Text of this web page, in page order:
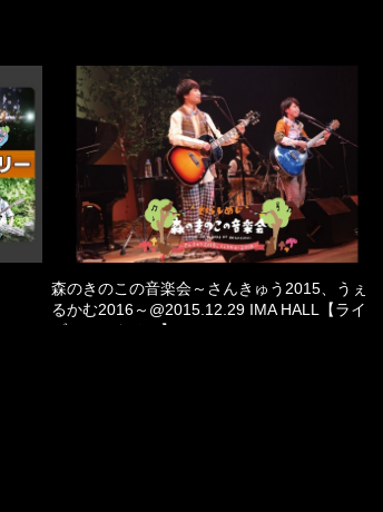
森のきのこの音楽会～さんきゅう2015、うぇ
るかむ2016～@2015.12.29 IMA HALL【ライ
ブコメンタリー】